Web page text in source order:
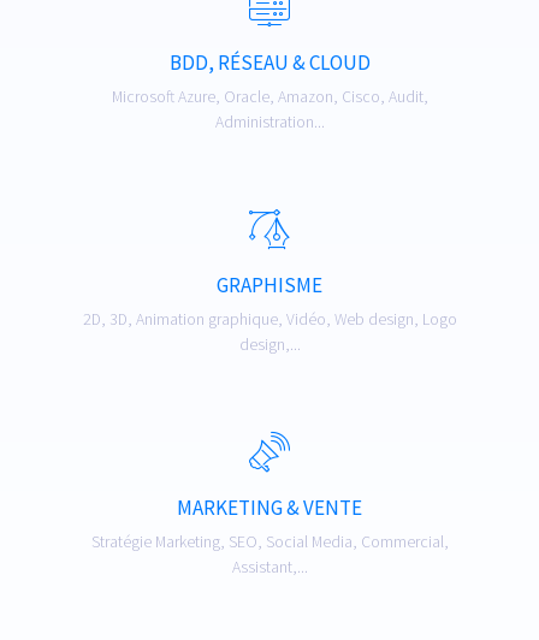
BDD, RÉSEAU & CLOUD
Microsoft Azure, Oracle, Amazon, Cisco, Audit,
Administration...
GRAPHISME
2D, 3D, Animation graphique, Vidéo, Web design, Logo
design,...
MARKETING & VENTE
Stratégie Marketing, SEO, Social Media, Commercial,
Assistant,...